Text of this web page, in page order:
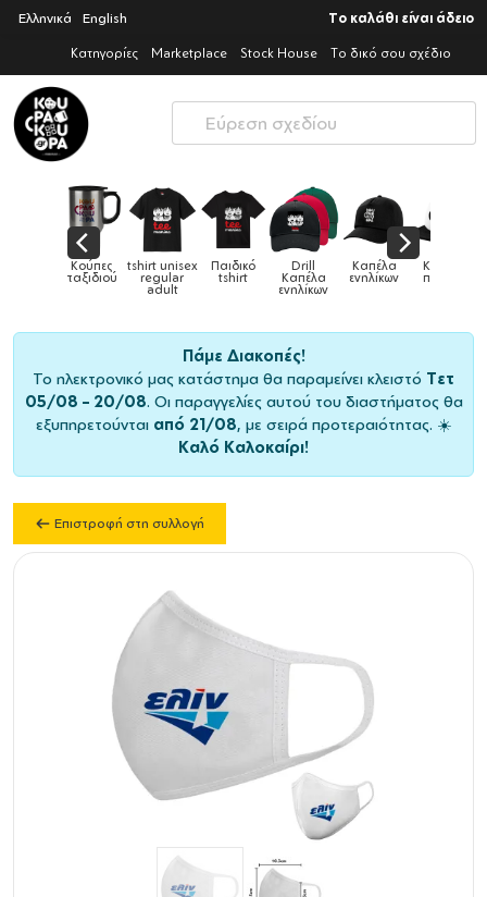
Ελληνικά English Το καλάθι είναι άδειο
Κατηγορίες Marketplace Stock House Το δικό σου σχέδιο
Παιδικό
tshirt
Drill
Καπέλα
ενηλίκων
Καπέλα
ενηλίκων
Καπέλα
παιδικά Κούπες
Πάμε Διακοπές!
Το ηλεκτρονικό μας κατάστημα θα παραμείνει κλειστό Τετ
05/08 – 20/08. Οι παραγγελίες αυτού του διαστήματος θα
εξυπηρετούνται από 21/08, με σειρά προτεραιότητας. ☀️
Καλό Καλοκαίρι!
Επιστροφή στη συλλογή